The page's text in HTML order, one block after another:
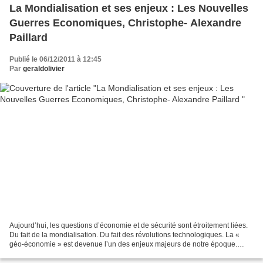
La Mondialisation et ses enjeux : Les Nouvelles
Guerres Economiques, Christophe- Alexandre
Paillard
Publié le 06/12/2011 à 12:45
Par geraldolivier
Aujourd’hui, les questions d’économie et de sécurité sont étroitement liées.
Du fait de la mondialisation. Du fait des révolutions technologiques. La «
géo-économie » est devenue l’un des enjeux majeurs de notre époque.